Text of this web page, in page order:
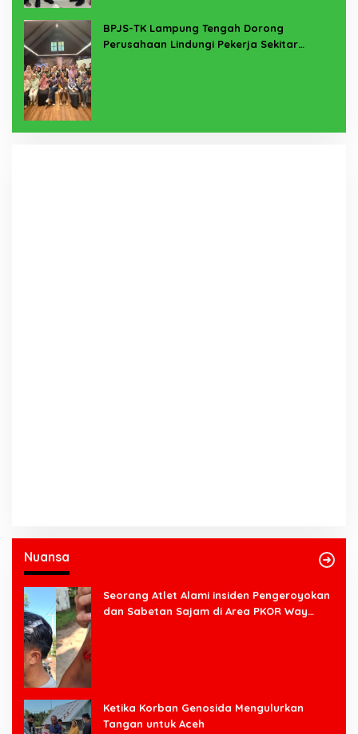
BPJS-TK Lampung Tengah Dorong
Perusahaan Lindungi Pekerja Sekitar
Nuansa
Seorang Atlet Alami insiden Pengeroyokan
dan Sabetan Sajam di Area PKOR Way
Ketika Korban Genosida Mengulurkan
Tangan untuk Aceh